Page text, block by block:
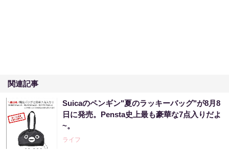
関連記事
Suicaのペンギン"夏のラッキーバッグ"が8月8
日に発売。Pensta史上最も豪華な7点入りだよ
~。
ライフ